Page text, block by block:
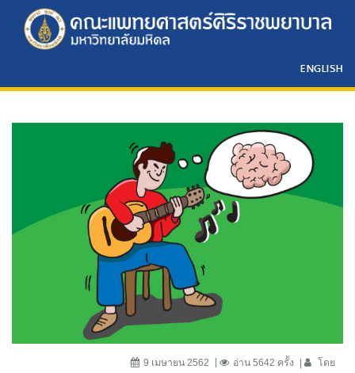
ENGLISH
9 เมษายน 2562 อ่าน 5642 ครั้ง โดย